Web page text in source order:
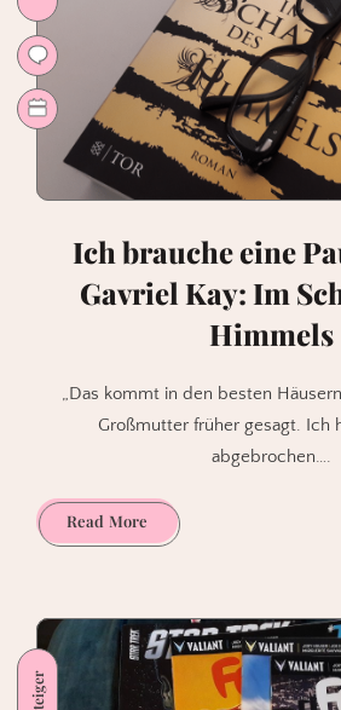
1:
Elementargeister
(J.
Hamon,
Carrion)
Ich brauche eine
Gavriel Kay: Im
Himmels
„Das kommt in den besten
Großmutter früher gesagt. Ich
abgebrochen….
Read MoreIch
brauche
–
Guy
Gavriel